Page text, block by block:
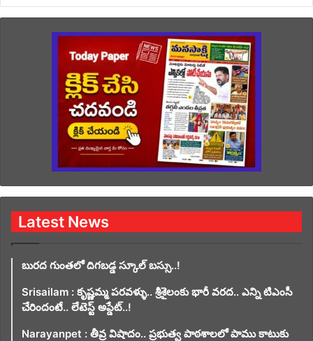
Latest News
బురద గుంతలో దిగబడ్డ స్కూల్ బస్సు..!
Srisailam : కృష్ణమ్మ పరవళ్ళు.. శ్రీశైలంకు భారీ వరద.. ఎన్ని టిఎంసీ
చేరిందంటే.. లేటెస్ట్ అప్డేట్..!
Narayanpet : తీవ్ర విషాదం.. ప్రభుత్వ పాఠశాలలో పాము కాటుకు